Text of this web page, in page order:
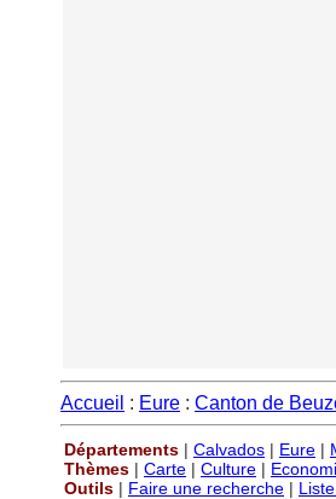
Accueil : Eure : Canton de
Départements | Calvados | Eure |
Thèmes | Carte | Culture |
Outils | Faire une recherche |